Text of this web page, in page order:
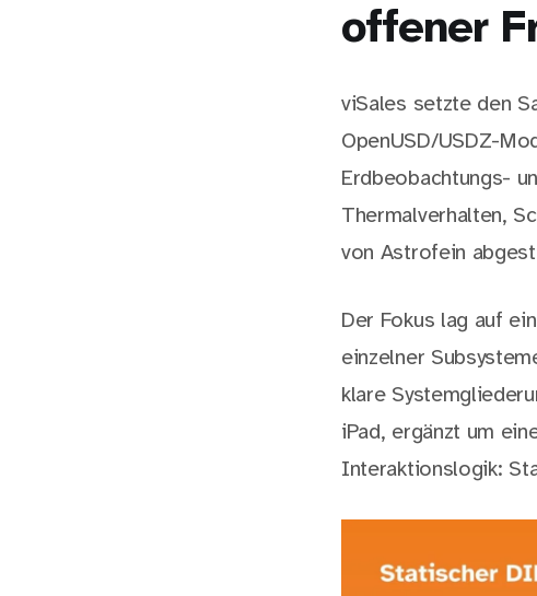
offener
viSales setzte den
OpenUSD/USDZ-
Erdbeobachtungs-
Thermalverhalten,
von Astrofein
Der Fokus lag auf
einzelner
klare
iPad, ergänzt um
Interaktionslogik: